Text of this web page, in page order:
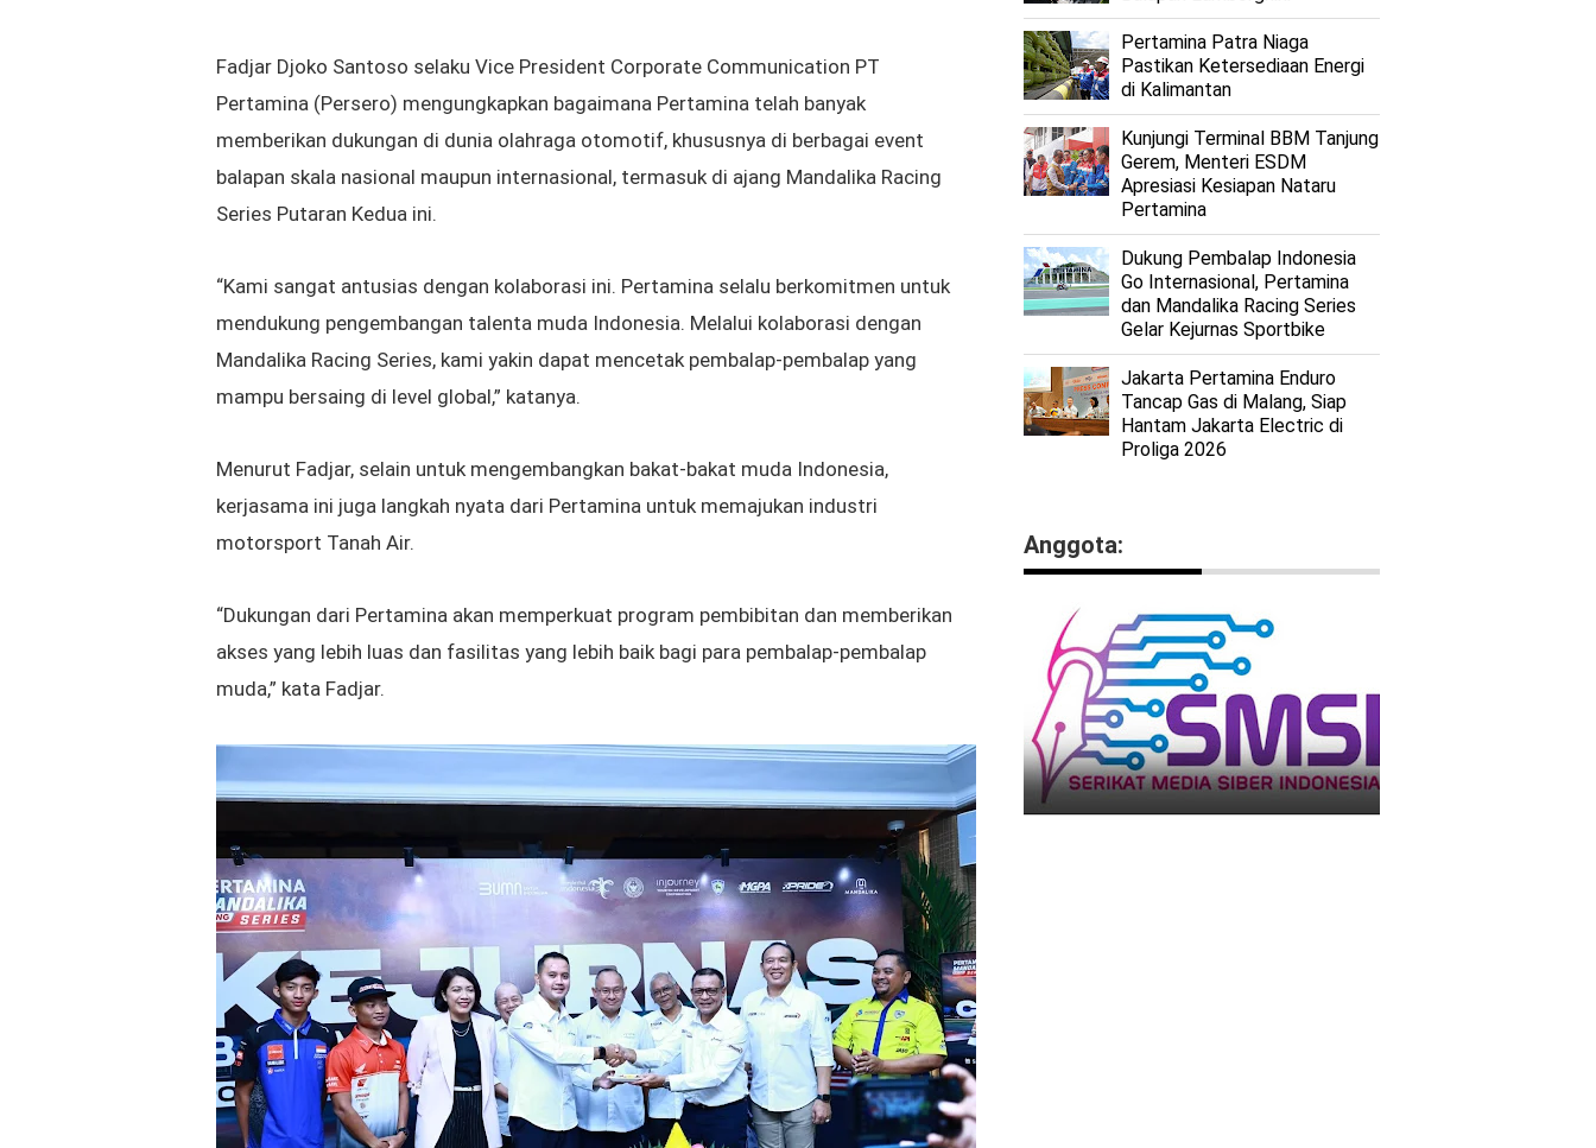
Fadjar Djoko Santoso selaku Vice President Corporate Communication PT
Pertamina (Persero) mengungkapkan bagaimana Pertamina telah banyak
memberikan dukungan di dunia olahraga otomotif, khususnya di berbagai event
balapan skala nasional maupun internasional, termasuk di ajang Mandalika Racing
Series Putaran Kedua ini.
“Kami sangat antusias dengan kolaborasi ini. Pertamina selalu berkomitmen untuk
mendukung pengembangan talenta muda Indonesia. Melalui kolaborasi dengan
Mandalika Racing Series, kami yakin dapat mencetak pembalap-pembalap yang
mampu bersaing di level global,” katanya.
Menurut Fadjar, selain untuk mengembangkan bakat-bakat muda Indonesia,
kerjasama ini juga langkah nyata dari Pertamina untuk memajukan industri
motorsport Tanah Air.
“Dukungan dari Pertamina akan memperkuat program pembibitan dan memberikan
akses yang lebih luas dan fasilitas yang lebih baik bagi para pembalap-pembalap
muda,” kata Fadjar.
Pertamina Patra Niaga
Pastikan Ketersediaan Energi
di Kalimantan
Kunjungi Terminal BBM Tanjung
Gerem, Menteri ESDM
Apresiasi Kesiapan Nataru
Pertamina
Dukung Pembalap Indonesia
Go Internasional, Pertamina
dan Mandalika Racing Series
Gelar Kejurnas Sportbike
Jakarta Pertamina Enduro
Tancap Gas di Malang, Siap
Hantam Jakarta Electric di
Proliga 2026
Anggota: